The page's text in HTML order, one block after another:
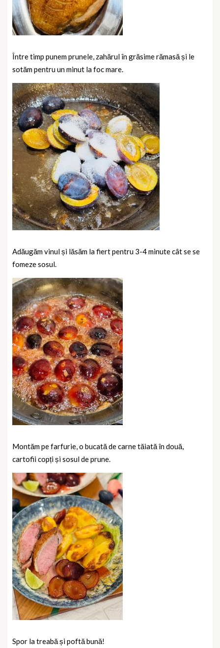
Între timp punem prunele, zahărul în grăsime rămasă și le
sotăm pentru un minut la foc mare.
Adăugăm vinul și lăsăm la fiert pentru 3-4 minute cât se se
fomeze sosul.
Montăm pe farfurie, o bucată de carne tăiată în două,
cartofii copți și sosul de prune.
Spor la treabă și poftă bună!